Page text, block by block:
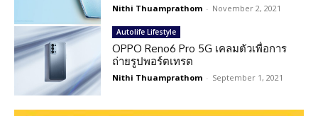
Nithi Thuamprathom - November 2, 2021
Autolife Lifestyle
OPPO Reno6 Pro 5G เคลมตัวเพื่อการ
ถ่ายรูปพอร์ตเทรต
Nithi Thuamprathom - September 1, 2021